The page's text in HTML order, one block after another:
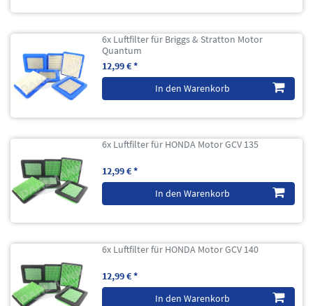
6x Luftfilter für Briggs & Stratton Motor
Quantum
12,99 € *
In den Warenkorb
6x Luftfilter für HONDA Motor GCV 135
12,99 € *
In den Warenkorb
6x Luftfilter für HONDA Motor GCV 140
12,99 € *
In den Warenkorb